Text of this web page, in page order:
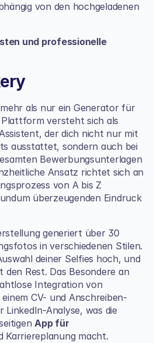
von den hochgeladenen
und professionelle
als nur ein Generator für
versteht sich als
der dich nicht nur mit
ausstattet, sondern auch bei
Bewerbungsunterlagen
Ansatz richtet sich an
von A bis Z
überzeugenden Eindruck
generiert über 30
in verschiedenen Stilen.
deiner Selfies hoch, und
den Rest. Das Besondere an
Integration von
CV- und Anschreiben-
LinkedIn-Analyse, was die
App für
Karriereplanung macht.